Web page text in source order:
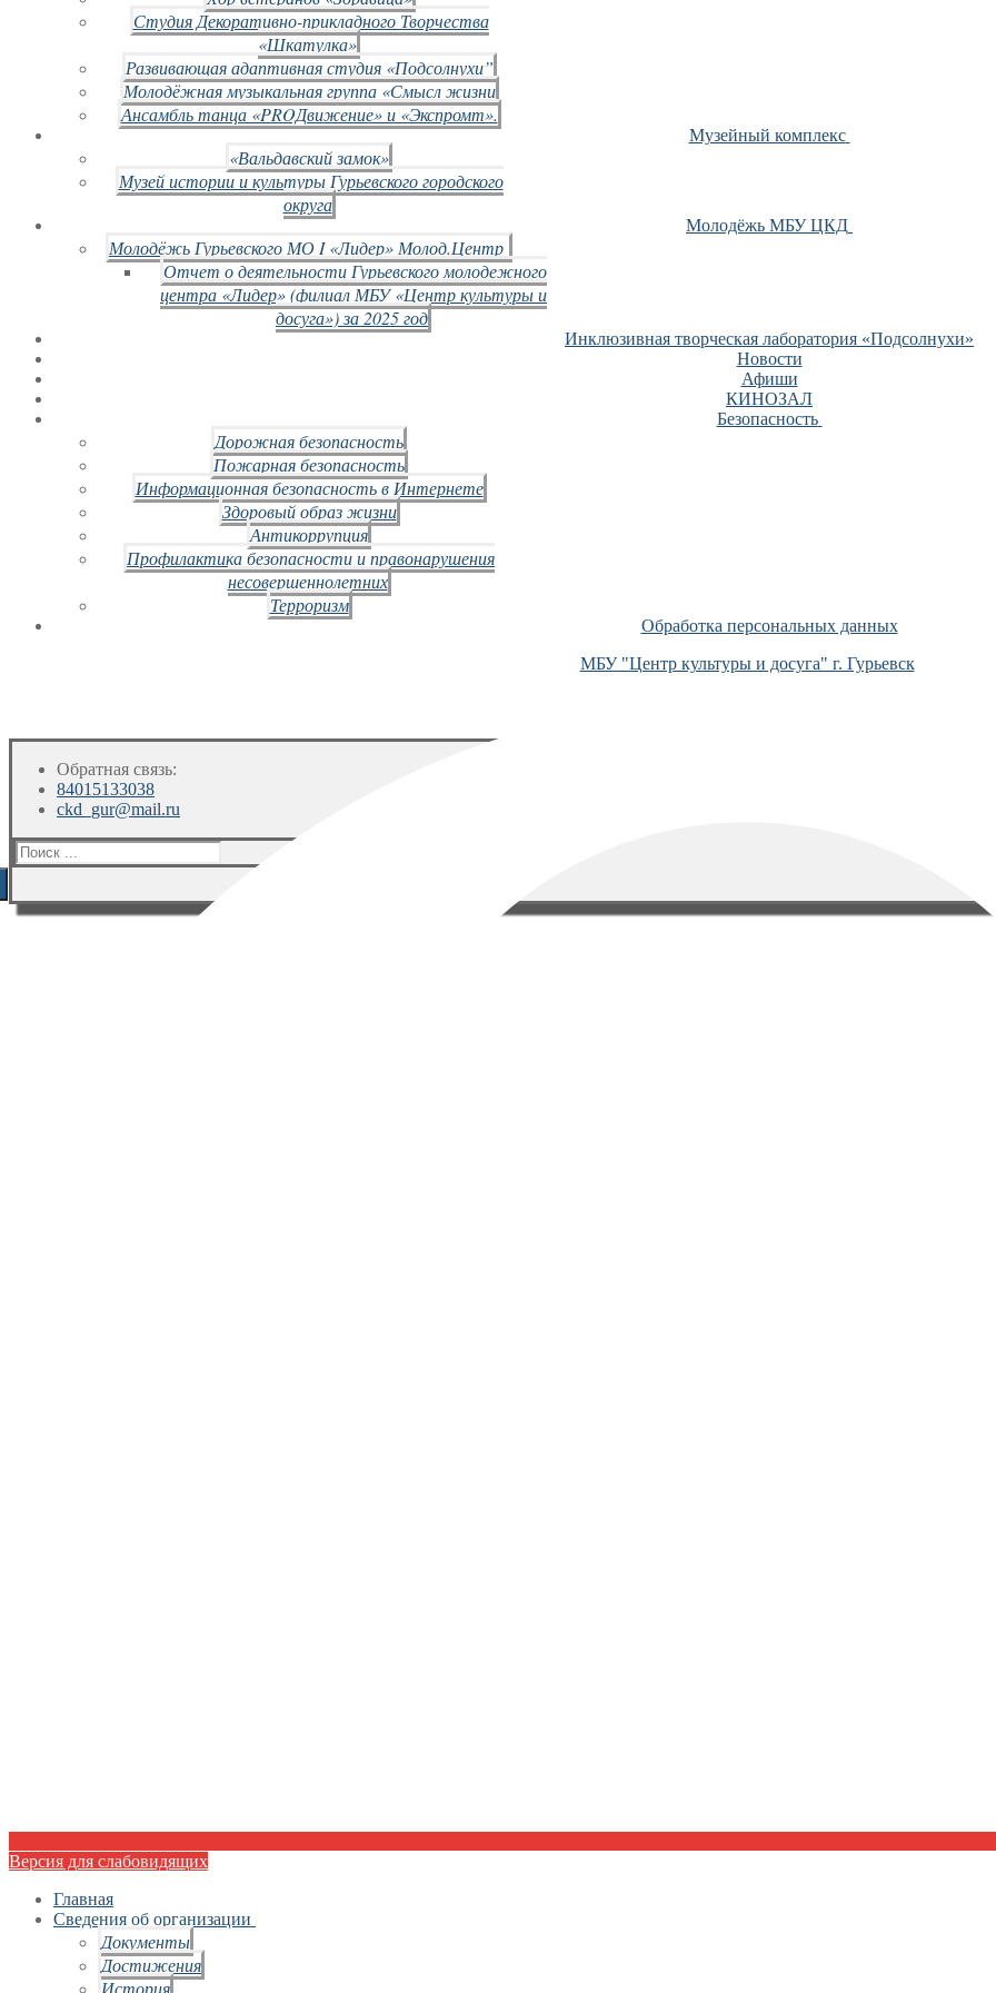
Студия Декоративно-прикладного Творчества
«Шкатулка»
Развивающая адаптивная студия «Подсолнухи”
Молодёжная музыкальная группа «Смысл жизни
Ансамбль танца «PROДвижение» и «Экспромт».
Музейный комплекс
«Вальдавский замок»
Музей истории и культуры Гурьевского городского
округа
Молодёжь МБУ ЦКД
Молодёжь Гурьевского МО I «Лидер» Молод.Центр
Отчет о деятельности Гурьевского молодежного
центра «Лидер» (филиал МБУ «Центр культуры и
досуга») за 2025 год
Инклюзивная творческая лаборатория «Подсолнухи»
Новости
Афиши
КИНОЗАЛ
Безопасность
Дорожная безопасность
Пожарная безопасность
Информационная безопасность в Интернете
Здоровый образ жизни
Антикоррупция
Профилактика безопасности и правонарушения
несовершеннолетних
Терроризм
Обработка персональных данных
МБУ "Центр культуры и досуга" г. Гурьевск
Обратная связь:
84015133038
ckd_gur@mail.ru
Искать:
Версия для слабовидящих
Главная
Сведения об организации
Документы
Достижения
История